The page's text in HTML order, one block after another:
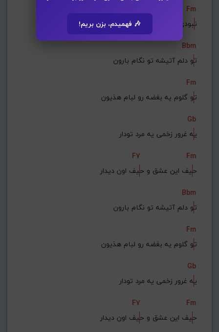
🎶 فهمیدم، بزن بریم!
Fm
نبودی با من ی
ه دل و صادق
Bbm
تو دلم آتیشه تو نگام بارون
Fm
تو گلوم یه بغضه رو لبام هذیون
Gb
یه غرور زخمی یه مرد تودار
F7
Fm
حیف این عشق و حیف اون دیدار
Bbm
تو دلم آتیشه تو نگام بارون
Fm
تو گلوم یه بغضه رو لبام هذیون
Gb
یه غرور زخمی یه مرد تودار
F7
Fm
حیف این عشق و حیف اون دیدار